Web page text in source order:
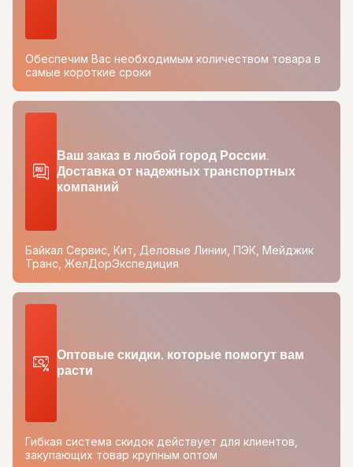
Обеспечим Вас необходимым количеством товара в
самые короткие сроки
Ваш заказ в любой город России.
Доставка от надежных транспортных
компаний
Байкал Сервис, Кит, Деловые Линии, ПЭК, Мейджик
Транс, ЖелДорЭкспедиция
Оптовые скидки, которые помогут вам
расти
Гибкая система скидок действует для клиентов,
закупающих товар крупным оптом